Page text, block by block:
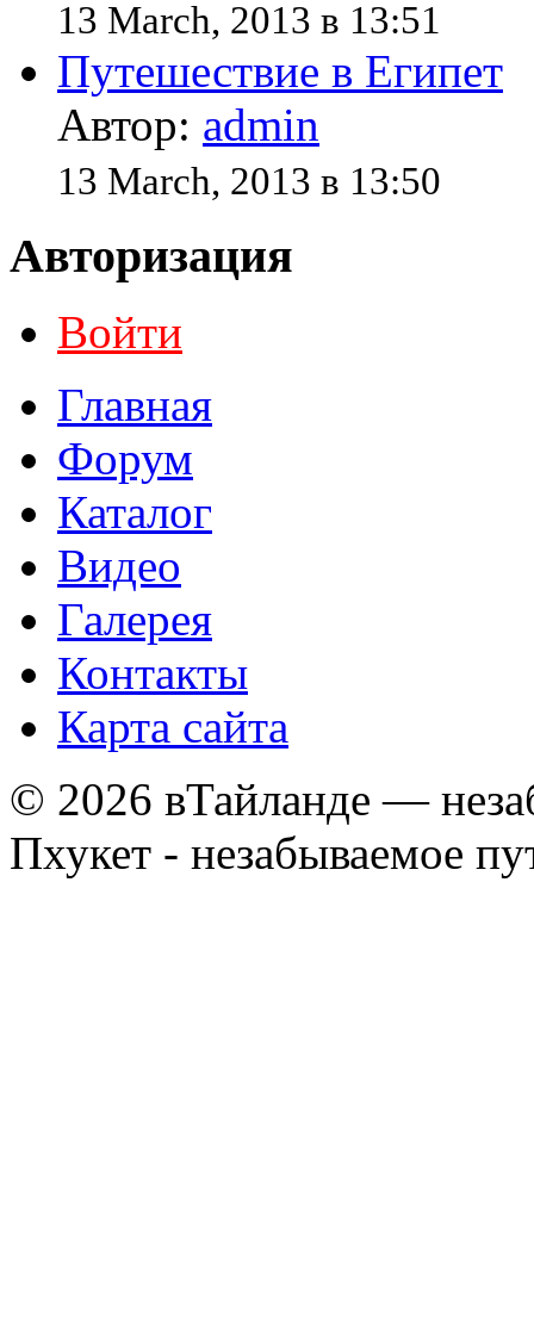
13 March, 2013 в 13:51
Путешествие в Египет
Автор: admin
13 March, 2013 в 13:50
Авторизация
Войти
Главная
Форум
Каталог
Видео
Галерея
Контакты
Карта сайта
© 2026 вТайланде —
Пхукет - незабываемое